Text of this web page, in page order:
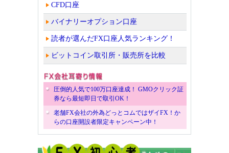
CFD口座
バイナリーオプション口座
読者が選んだFX口座人気ランキング！
ビットコイン取引所・販売所を比較
圧倒的人気で100万口座達成！ GMOクリック証
券なら最短即日で取引OK！
老舗FX会社の外為どっとコムではザイFX！か
らの口座開設者限定キャンペーン中！